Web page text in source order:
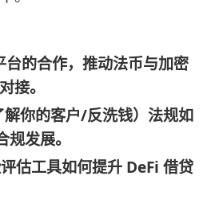
台的合作，推动法币与加密
接。
你的客户/反洗钱）法规如
发展。
估工具如何提升 DeFi 借贷